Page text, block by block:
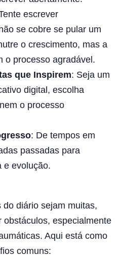
escrever
se cobre se pular um
o crescimento, mas a
o processo agradável.
que Inspirem: Seja um
digital, escolha
o processo
: De tempos em
passadas para
e evolução.
diário sejam muitas,
especialmente
Aqui está como
comuns: